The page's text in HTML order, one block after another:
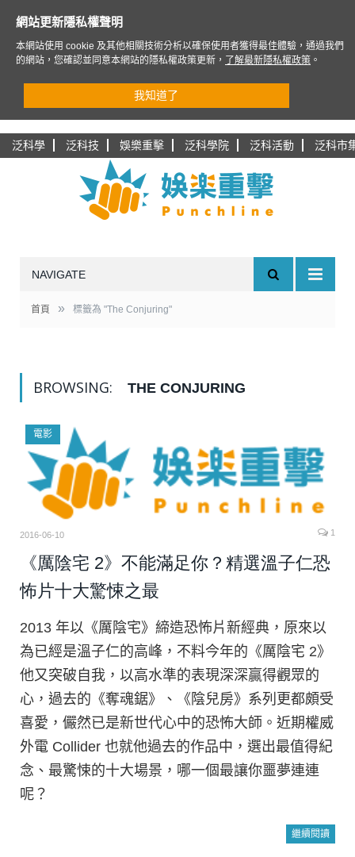
泛科學 泛科技 娛樂重擊 泛科學院 泛科活動 泛科市
NAVIGATE
首頁 » 標籤為 "The Conjuring"
BROWSING: THE CONJURING
電影
2016-06-10 1
《厲陰宅 2》不能滿足你？精選溫子仁恐
怖片十大驚悚之最
2013 年以《厲陰宅》締造恐怖片新經典，原來以
為已經是溫子仁的高峰，不料今年的《厲陰宅 2》
他又突破自我，以高水準的表現深深贏得觀眾的
心，過去的《奪魂鋸》、《陰兒房》系列更都頗受
喜愛，儼然已是新世代心中的恐怖大師。近期權威
外電 Collider 也就他過去的作品中，選出最值得紀
念、最驚悚的十大場景，哪一個最讓你噩夢連連
呢？
繼續閱讀
網站更新隱私權聲明
本網站使用 cookie 及其他相關技術分析以確保使用者獲得最佳體驗，通過我們
的網站，您確認並同意本網站的隱私權政策更新，
了解最新隱私權政策 。
我知道了